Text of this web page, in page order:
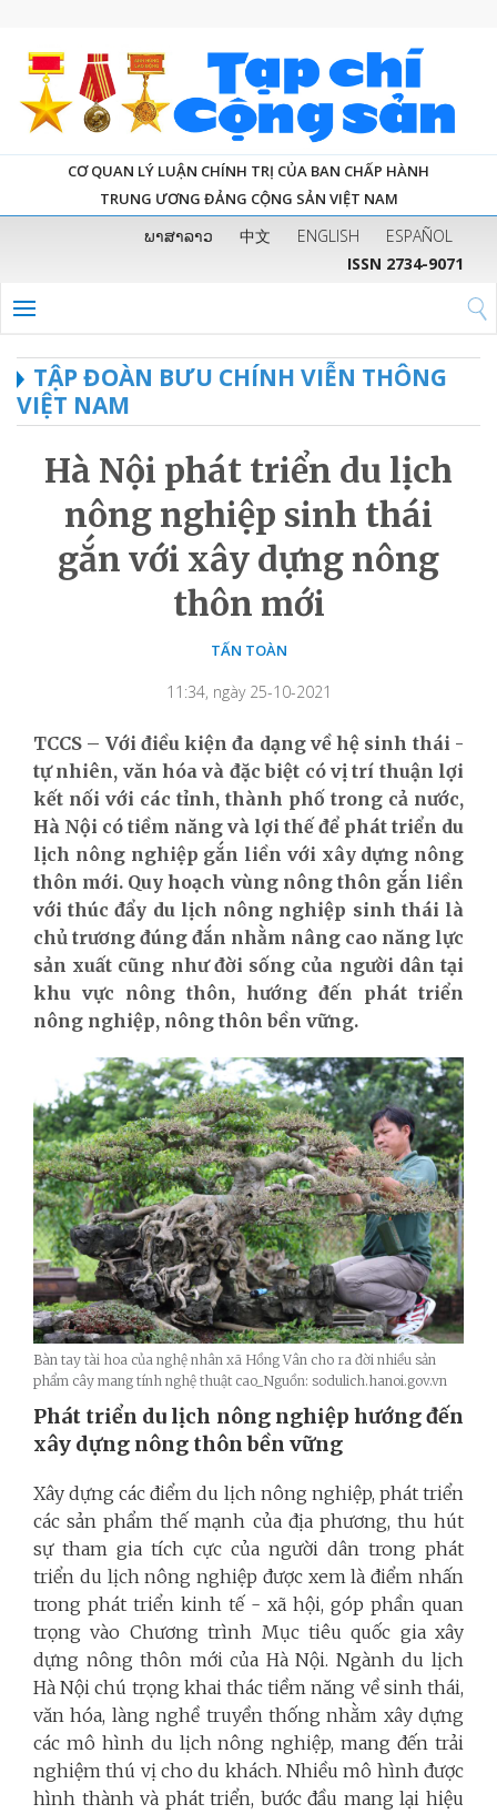
CƠ QUAN LÝ LUẬN CHÍNH TRỊ CỦA BAN CHẤP HÀNH
TRUNG ƯƠNG ĐẢNG CỘNG SẢN VIỆT NAM
ພາສາລາວ 中文 ENGLISH
ESPAÑOL
ISSN 2734-9071
TẬP ĐOÀN BƯU CHÍNH VIỄN THÔNG
VIỆT NAM
Hà Nội phát triển du lịch
nông nghiệp sinh thái
gắn với xây dựng nông
thôn mới
TẤN TOÀN
11:34, ngày 25-10-2021
TCCS – Với điều kiện đa dạng về hệ sinh thái -
tự nhiên, văn hóa và đặc biệt có vị trí thuận lợi
kết nối với các tỉnh, thành phố trong cả nước,
Hà Nội có tiềm năng và lợi thế để phát triển du
lịch nông nghiệp gắn liền với xây dựng nông
thôn mới. Quy hoạch vùng nông thôn gắn liền
với thúc đẩy du lịch nông nghiệp sinh thái là
chủ trương đúng đắn nhằm nâng cao năng lực
sản xuất cũng như đời sống của người dân tại
khu vực nông thôn, hướng đến phát triển
nông nghiệp, nông thôn bền vững.
Bàn tay tài hoa của nghệ nhân xã Hồng Vân cho ra đời nhiều sản
phẩm cây mang tính nghệ thuật cao_Nguồn: sodulich.hanoi.gov.vn
Phát triển du lịch nông nghiệp hướng đến
xây dựng nông thôn bền vững
Xây dựng các điểm du lịch nông nghiệp, phát triển
các sản phẩm thế mạnh của địa phương, thu hút
sự tham gia tích cực của người dân trong phát
triển du lịch nông nghiệp được xem là điểm nhấn
trong phát triển kinh tế - xã hội, góp phần quan
trọng vào Chương trình Mục tiêu quốc gia xây
dựng nông thôn mới của Hà Nội. Ngành du lịch
Hà Nội chú trọng khai thác tiềm năng về sinh thái,
văn hóa, làng nghề truyền thống nhằm xây dựng
các mô hình du lịch nông nghiệp, mang đến trải
nghiệm thú vị cho du khách. Nhiều mô hình được
hình thành và phát triển, bước đầu mang lại hiệu